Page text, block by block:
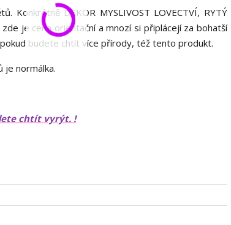
DEKOR MYSLIVOST LOVECTVÍ, RYTÝ
je cena orientační a mnozí si připlácejí za bohatší
budete chtít více přírody, též tento produkt.
je normálka.
chtít vyrýt. !